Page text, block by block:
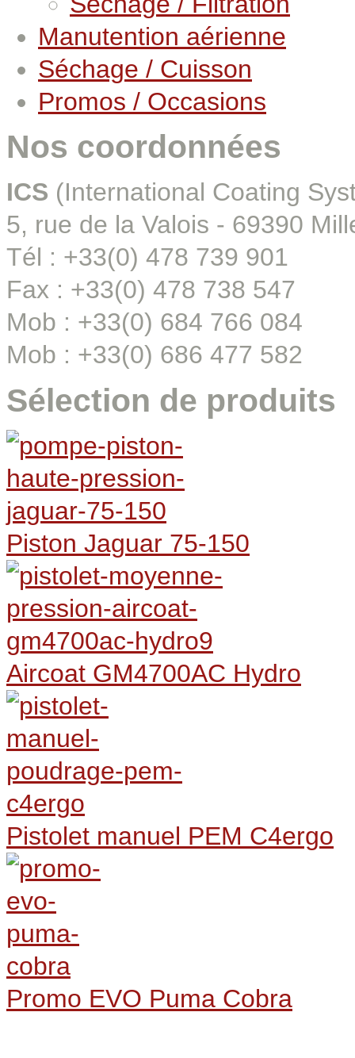
Manutention aérienne
Séchage / Cuisson
Promos / Occasions
Nos coordonnées
ICS (International Coating
5, rue de la Valois - 69390
Tél : +33(0) 478 739 901
Fax : +33(0) 478 738 547
Mob : +33(0) 684 766 084
Mob : +33(0) 686 477 582
Sélection de produits
Piston Jaguar 75-150
Aircoat GM4700AC Hydro
Pistolet manuel PEM C4ergo
Promo EVO Puma Cobra